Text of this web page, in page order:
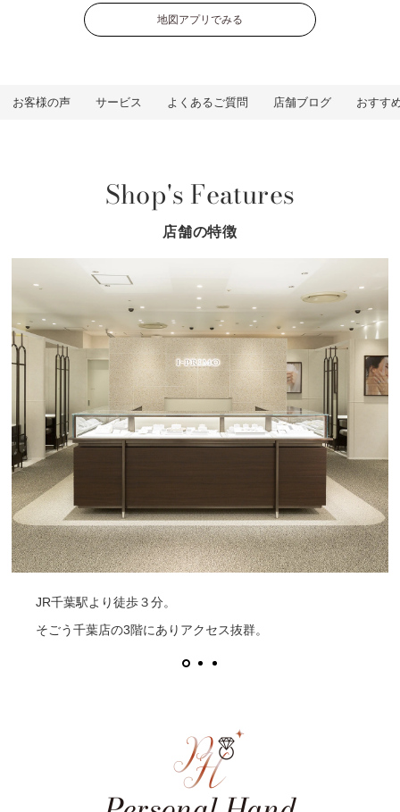
地図アプリでみる
お客様の声 サービス よくあるご質問 店舗ブログ おすす
Shop's Features
店舗の特徴
JR千葉駅より徒歩３分。
そごう千葉店の3階にありアクセス抜群。